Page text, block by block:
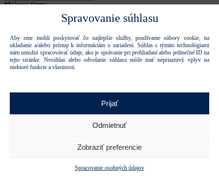
Spravovanie súhlasu
Aby sme mohli poskytovať čo najlepšie služby, používame súbory cookie, na
ukladanie a/alebo prístup k informáciám o zariadení. Súhlas s týmito technológiami
nám umožní spracovávať údaje, ako je správanie pri prehliadaní alebo jedinečné ID na
tejto stránke. Nesúhlas alebo odvolanie súhlasu môže mať nepriaznivý vplyv na
niektoré funkcie a vlastnosti.
Prijať
Odmietnuť
Zobraziť preferencie
Spracovanie osobných údajov
*Názov firmy
Súhlasím so spracovaním osobných údajovosobných údajovna
účely kontaktovania
Tieto stránky sú chránené reCAPTCHA a spoločnosťou Google a
Pravidlá ochrany osobných údajov